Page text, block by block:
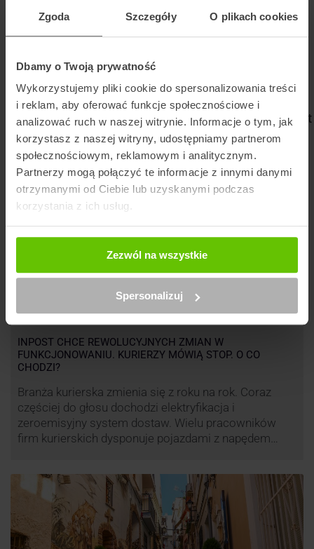
Zgoda Szczegóły O plikach cookies
Dbamy o Twoją prywatność
Wykorzystujemy pliki cookie do spersonalizowania treści
i reklam, aby oferować funkcje społecznościowe i
analizować ruch w naszej witrynie. Informacje o tym, jak
korzystasz z naszej witryny, udostępniamy partnerom
społecznościowym, reklamowym i analitycznym.
Partnerzy mogą połączyć te informacje z innymi danymi
otrzymanymi od Ciebie lub uzyskanymi podczas
korzystania z ich usług.
Zezwól na wszystkie
Spersonalizuj
Szukaj punktu
Artykuły na blogu powiązane z InPost Paczkomat
INPOST CHCE REWOLUCYJNYCH ZMIAN W
FUNKCJONOWANIU. KURIERZY MÓWIĄ STOP. O CO
CHODZI?
Branża kurierska zmienia się z roku na rok. Coraz
częściej do głosu dochodzi elektryfikacja i
zeroemisyjny system dostaw. Wielu pracowników
firm kurierskich dysponuje pojazdami z napędem
ale też sposobie rozliczania pracy postanowił
wprowadzić również InPost. To wzbudziło ogromny
sprzeciw pracowników …